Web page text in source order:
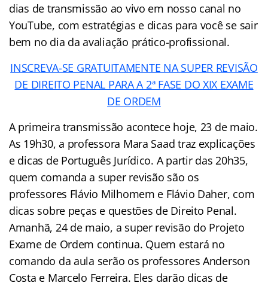
dias de transmissão ao vivo em nosso canal no
YouTube, com estratégias e dicas para você se sair
bem no dia da avaliação prático-profissional.
INSCREVA-SE GRATUITAMENTE NA SUPER REVISÃO
DE DIREITO PENAL PARA A 2ª FASE DO XIX EXAME
DE ORDEM
A primeira transmissão acontece hoje, 23 de maio.
As 19h30, a professora Mara Saad traz explicações
e dicas de Português Jurídico. A partir das 20h35,
quem comanda a super revisão são os
professores Flávio Milhomem e Flávio Daher, com
dicas sobre peças e questões de Direito Penal.
Amanhã, 24 de maio, a super revisão do Projeto
Exame de Ordem continua. Quem estará no
comando da aula serão os professores Anderson
Costa e Marcelo Ferreira. Eles darão dicas de